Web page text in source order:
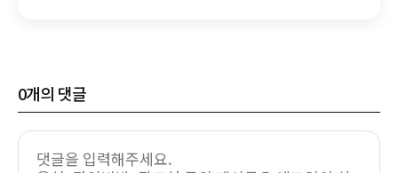
0개의 댓글